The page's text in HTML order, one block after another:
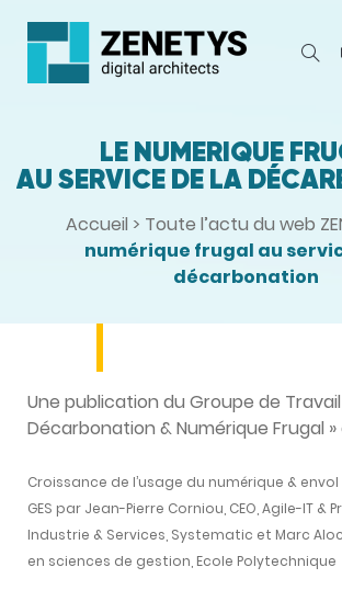
LE NUMÉRIQUE
AU SERVICE DE LA
Accueil > Toute l’actu du web
numérique frugal au
décarbonation
Une publication du Groupe de Travail
Décarbonation & Numérique Frugal
Croissance de l’usage du numérique &
GES par Jean-Pierre Corniou, CEO, Agile-IT &
Industrie & Services, Systematic et Marc
en sciences de gestion, Ecole Polytechnique